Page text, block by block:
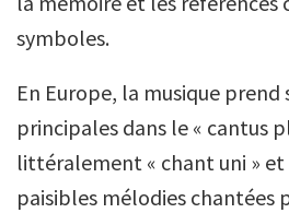
symboles.
En Europe, la musique prend
principales dans le « cantus
littéralement « chant uni »
paisibles mélodies chantées